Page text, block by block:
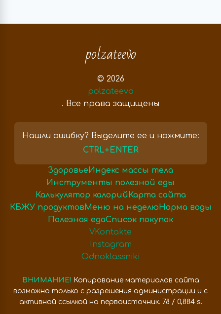
polzateevo
© 2026
polzateevo
. Все права защищены
Нашли ошибку? Выделите ее и нажмите:
CTRL+ENTER
Здоровье Индекс массы тела
Инструменты полезной еды
Калькулятор калорий Карта сайта
КБЖУ продуктов Меню на неделю Норма воды
Полезная едаСписок покупок
VKontakte
Instagram
Odnoklassniki
ВНИМАНИЕ! Копирование материалов сайта
возможно только с разрешения администрации и с
активной ссылкой на первоисточник. 78 / 0,884 s.